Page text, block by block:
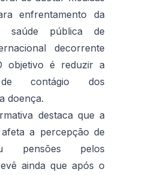
enfrentamento da
saúde pública de
decorrente
objetivo é reduzir a
de contágio dos
doença.
destaca que a
a percepção de
pensões pelos
ainda que após o